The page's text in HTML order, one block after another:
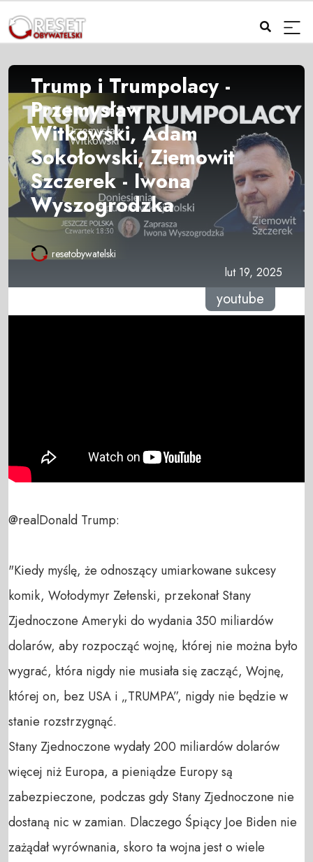
Trump i Trumpolacy -
Przemysław
Witkowski, Adam
Sokołowski, Ziemowit
Szczerek - Iwona
Wyszogrodzka
resetobywatelski
lut 19, 2025
youtube
@realDonald Trump:
"Kiedy myślę, że odnoszący umiarkowane sukcesy
komik, Wołodymyr Zełenski, przekonał Stany
Zjednoczone Ameryki do wydania 350 miliardów
dolarów, aby rozpocząć wojnę, której nie można było
wygrać, która nigdy nie musiała się zacząć, Wojnę,
której on, bez USA i „TRUMPA”, nigdy nie będzie w
stanie rozstrzygnąć.
Stany Zjednoczone wydały 200 miliardów dolarów
więcej niż Europa, a pieniądze Europy są
zabezpieczone, podczas gdy Stany Zjednoczone nie
dostaną nic w zamian. Dlaczego Śpiący Joe Biden nie
zażądał wyrównania, skoro ta wojna jest o wiele